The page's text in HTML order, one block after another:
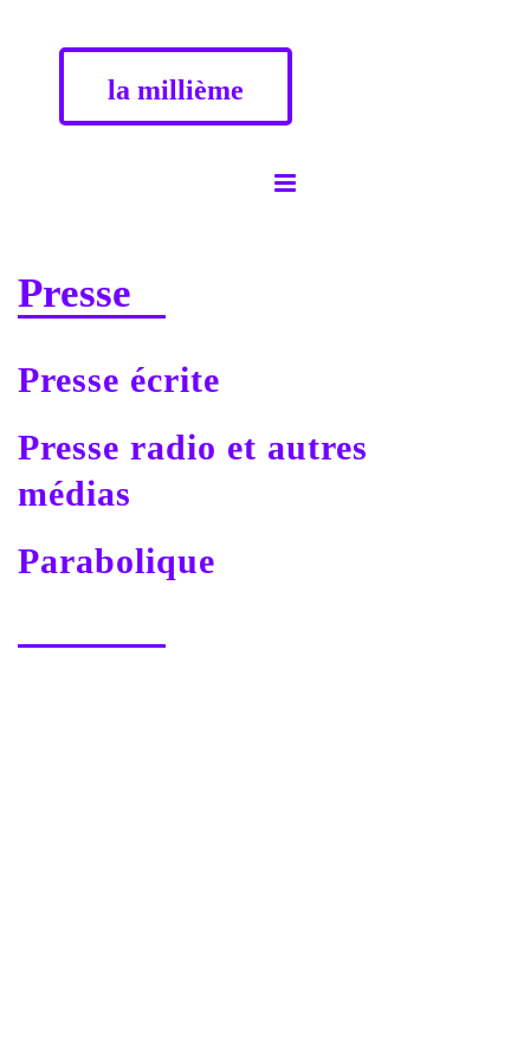
la millième
Presse
Presse écrite
Presse radio et autres
médias
Parabolique